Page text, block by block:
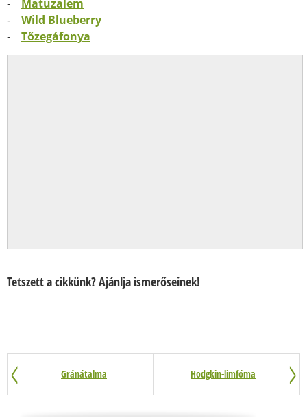
- Matuzalem
- Wild Blueberry
- Tőzegáfonya
Tetszett a cikkünk? Ajánlja ismerőseinek!
Gránátalma Hodgkin-limfóma